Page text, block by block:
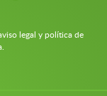
legal y política de